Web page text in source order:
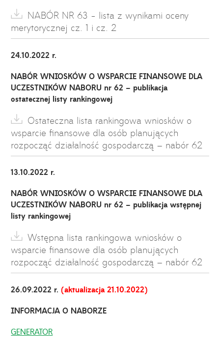
NABÓR NR 63 - lista z wynikami oceny
merytorycznej cz. 1 i cz. 2
24.10.2022 r.
NABÓR WNIOSKÓW O WSPARCIE FINANSOWE DLA
UCZESTNIKÓW NABORU nr 62 – publikacja
ostatecznej listy rankingowej
Ostateczna lista rankingowa wniosków o
wsparcie finansowe dla osób planujących
rozpocząć działalność gospodarczą – nabór 62
13.10.2022 r.
NABÓR WNIOSKÓW O WSPARCIE FINANSOWE DLA
UCZESTNIKÓW NABORU nr 62 – publikacja wstępnej
listy rankingowej
Wstępna lista rankingowa wniosków o
wsparcie finansowe dla osób planujących
rozpocząć działalność gospodarczą – nabór 62
26.09.2022 r.(aktualizacja 21.10.2022)
INFORMACJA O NABORZE
GENERATOR